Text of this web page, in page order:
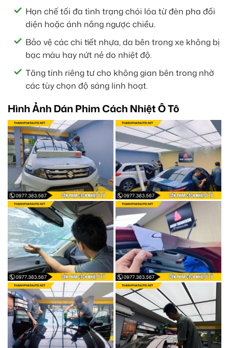
Hạn chế tối đa tình trạng chói lóa từ đèn pha đối
diện hoặc ánh nắng ngược chiều.
Bảo vệ các chi tiết nhựa, da bên trong xe không bị
bạc màu hay nứt nẻ do nhiệt độ.
Tăng tính riêng tư cho không gian bên trong nhờ
các tùy chọn độ sáng linh hoạt.
Hình Ảnh Dán Phim Cách Nhiệt Ô Tô